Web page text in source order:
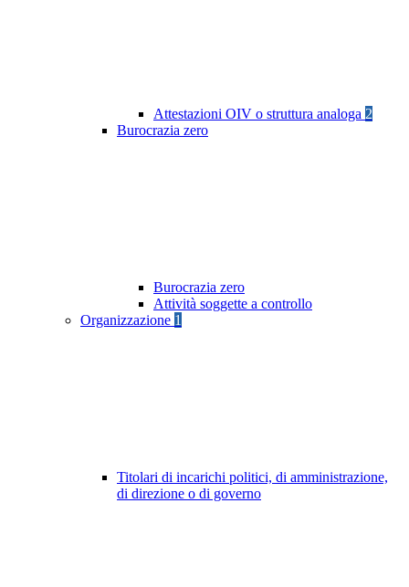
Attestazioni OIV o struttura analoga 2
Burocrazia zero
Burocrazia zero
Attività soggette a controllo
Organizzazione 1
Titolari di incarichi politici, di amministrazione,
di direzione o di governo